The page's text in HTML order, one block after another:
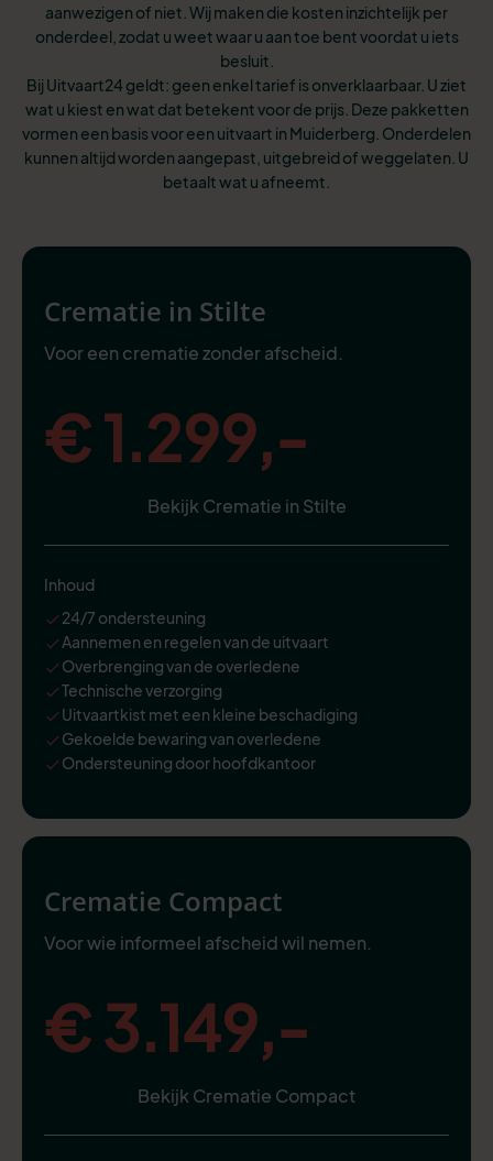
aanwezigen of niet. Wij maken die kosten inzichtelijk per
onderdeel, zodat u weet waar u aan toe bent voordat u iets
besluit.
Bij Uitvaart24 geldt: geen enkel tarief is onverklaarbaar. U ziet
wat u kiest en wat dat betekent voor de prijs. Deze pakketten
vormen een basis voor een uitvaart in Muiderberg. Onderdelen
kunnen altijd worden aangepast, uitgebreid of weggelaten. U
betaalt wat u afneemt.
Crematie in Stilte
Voor een crematie zonder afscheid.
€ 1.299,-
Bekijk Crematie in Stilte
Inhoud
24/7 ondersteuning
Aannemen en regelen van de uitvaart
Overbrenging van de overledene
Technische verzorging
Uitvaartkist met een kleine beschadiging
Gekoelde bewaring van overledene
Ondersteuning door hoofdkantoor
Crematie Compact
Voor wie informeel afscheid wil nemen.
€ 3.149,-
Bekijk Crematie Compact